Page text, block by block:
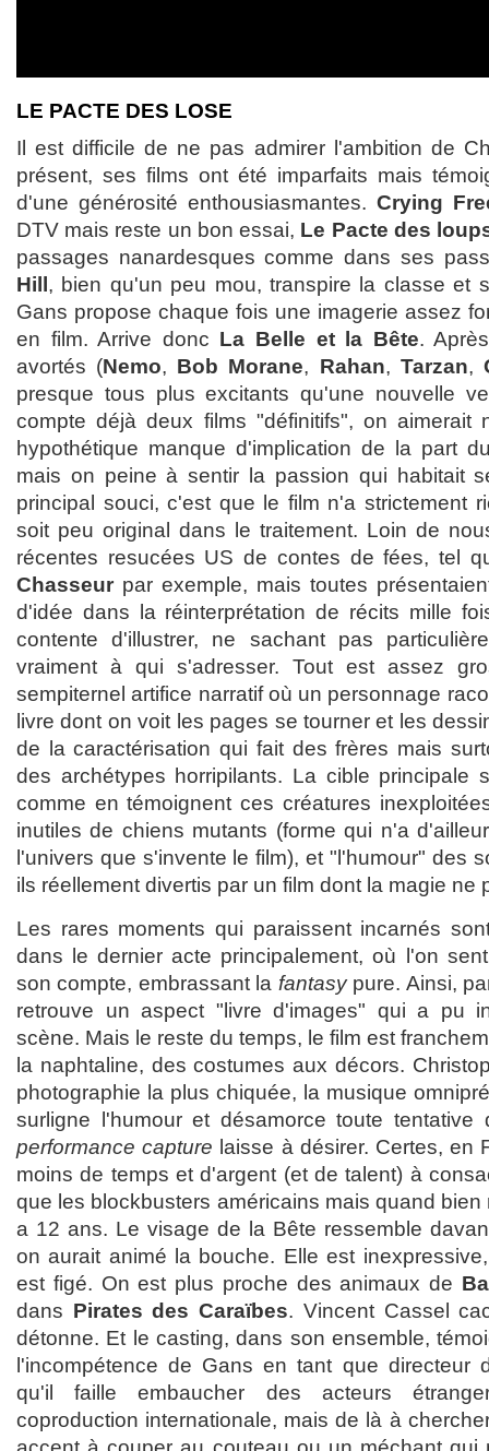
LE PACTE DES LOSE
Il est difficile de ne pas admirer l'ambition de
présent, ses films ont été imparfaits mais
d'une générosité enthousiasmantes.Crying
DTV mais reste un bon essai, Le Pacte des
passages nanardesques comme dans ses
Hill , bien qu'un peu mou, transpire la classe et
Gans propose chaque fois une imagerie assez
en film. Arrive donc La Belle et la Bête.
avortés (Nemo, Bob Morane, Rahan, Tarzan,
presque tous plus excitants qu'une nouvelle
compte déjà deux films "définitifs", on aimerait
hypothétique manque d'implication de la part
mais on peine à sentir la passion qui habitait
principal souci, c'est que le film n'a strictement
soit peu original dans le traitement. Loin de
récentes resucées US de contes de fées, tel
Chasseur par exemple, mais toutes
d'idée dans la réinterprétation de récits mille
contente d'illustrer, ne sachant pas
vraiment à qui s'adresser. Tout est assez
sempiternel artifice narratif où un personnage
livre dont on voit les pages se tourner et les
de la caractérisation qui fait des frères mais
des archétypes horripilants. La cible principale
comme en témoignent ces créatures
inutiles de chiens mutants (forme qui n'a
l'univers que s'invente le film), et "l'humour" des
ils réellement divertis par un film dont la magie ne
Les rares moments qui paraissent incarnés
dans le dernier acte principalement, où l'on
son compte, embrassant la fantasypure. Ainsi,
retrouve un aspect "livre d'images" qui a pu
scène. Mais le reste du temps, le film est
la naphtaline, des costumes aux décors.
photographie la plus chiquée, la musique
surligne l'humour et désamorce toute
performance capture laisse à désirer. Certes, en
moins de temps et d'argent (et de talent) à
que les blockbusters américains mais quand bien
a 12 ans. Le visage de la Bête ressemble
on aurait animé la bouche. Elle est
est figé. On est plus proche des animaux de
dans Pirates des Caraïbes. Vincent Cassel
détonne. Et le casting, dans son ensemble,
l'incompétence de Gans en tant que directeur
qu'il faille embaucher des acteurs
coproduction internationale, mais de là à